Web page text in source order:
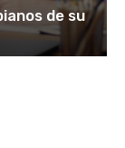
de su